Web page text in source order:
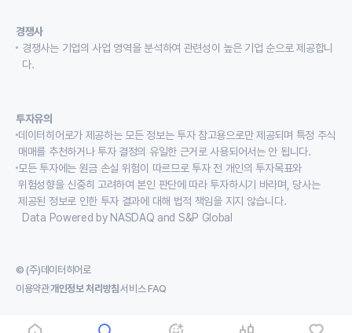
경쟁사
경쟁사는 기업의 사업 영역을 분석하여 관련성이 높은 기업 순으로 제공합니
다.
투자유의
데이터히어로가 제공하는 모든 정보는 투자 참고용으로만 제공되며 특정 주식
매매를 추천하거나 투자 결정의 유일한 근거로 사용되어서는 안 됩니다.
모든 투자에는 원금 손실 위험이 따르므로 투자 전 개인의 투자목표와
위험성향을 신중히 고려하여 본인 판단에 따라 투자하시기 바라며, 당사는
제공된 정보로 인한 투자 결과에 대해 법적 책임을 지지 않습니다.
Data Powered by NASDAQ and S&P Global
© (주)데이터히어로
이용약관개인정보 처리방침서비스 FAQ